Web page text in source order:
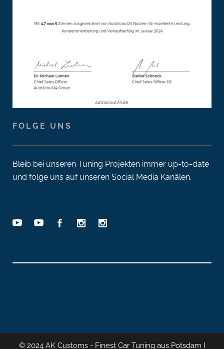
FOLGE UNS
Bleib bei unseren Tuning Projekten immer up-to-date
und folge uns auf unseren Social Media Kanälen.
© 2024 AK Customs - Finest Car Tuning aus Potsdam I